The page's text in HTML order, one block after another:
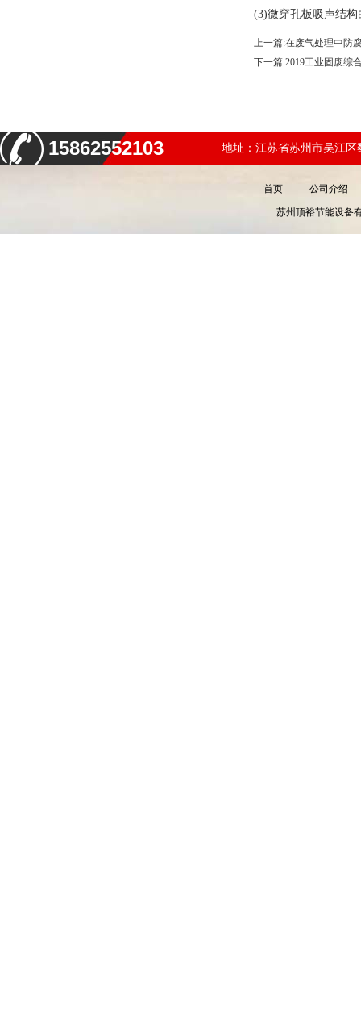
(3)微穿孔板吸声结构
上一篇:在废气处理中防
下一篇:2019工业固废综
15862552103 地址：江苏省苏州市吴江区
首页 公司介绍
苏州顶裕节能设备